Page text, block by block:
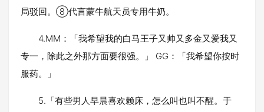
局驳回。⑧代言蒙牛航天员专用牛奶。
4.MM：「我希望我的白马王子又帅又多金又爱我又
专一，除此之外那方面要很强。」 GG：「我希望你按时
服药。」
5.「有些男人早晨喜欢赖床，怎么叫也叫不醒。于